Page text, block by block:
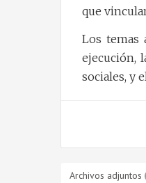
que
Los temas
ejecución,
sociales, y
Archivos adjuntos